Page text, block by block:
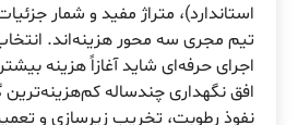
استاندارد)، متراژ مفید و شمار
تیم مجری سه محور هزینه‌اند. انتخاب
اجرای حرفه‌ای شاید آغازاً هزینه
افق نگهداری چندساله کم‌هزینه‌ترین
نفوذ رطوبت، تخریب زیرسازی و